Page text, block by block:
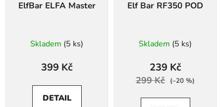
ElfBar ELFA Master
Skladem (5 ks)
399 Kč
DETAIL
Elf Bar RF350 POD
Skladem (5 ks)
239 Kč
299 Kč (–20 %)